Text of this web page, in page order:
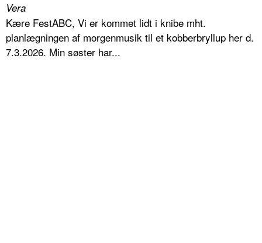
Vera
Kære FestABC, Vi er kommet lidt i knibe mht.
planlægningen af morgenmusik til et kobberbryllup her d.
7.3.2026. Min søster har...